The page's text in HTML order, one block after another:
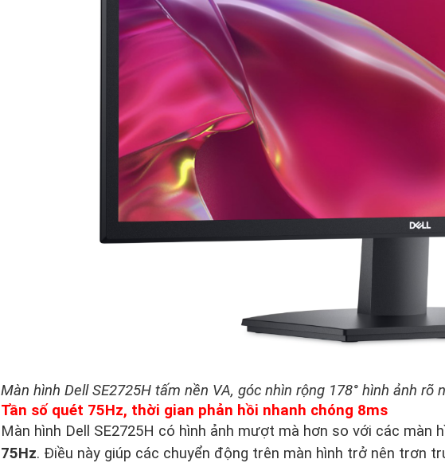
Màn hình Dell SE2725H tấm nền VA, góc nhìn rộng 178° hình ảnh rõ
Tần số quét 75Hz, thời gian phản hồi nhanh chóng 8ms
Màn hình Dell SE2725H có hình ảnh mượt mà hơn so với các màn
75Hz. Điều này giúp các chuyển động trên màn hình trở nên trơn